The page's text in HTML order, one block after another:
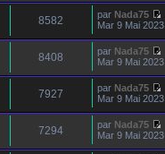
8582 par Nada75
Mar 9 Mai
8408 par Nada75
Mar 9 Mai
7927 par Nada75
Mar 9 Mai
7294 par Nada75
Mar 9 Mai